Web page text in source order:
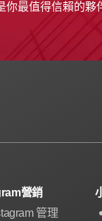
你最值得信賴的
營銷
管理